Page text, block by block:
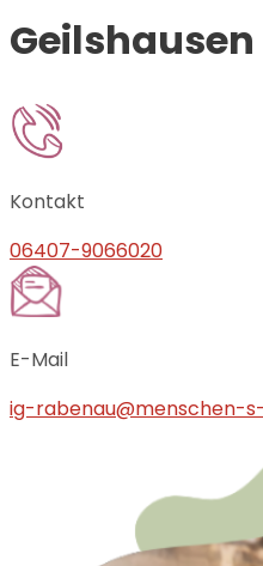
Geilshausen
Kontakt
06407-9066020
E-Mail
ig-rabenau@menschen-